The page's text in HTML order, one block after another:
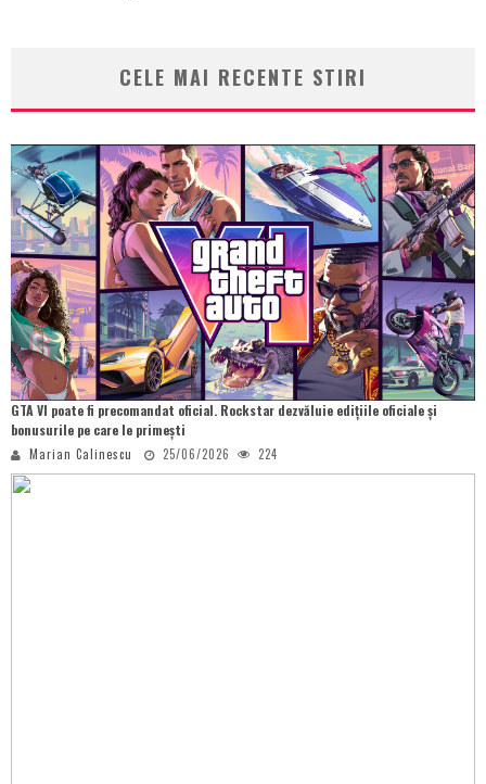
CELE MAI RECENTE STIRI
GTA VI poate fi precomandat oficial. Rockstar dezvăluie edițiile oficiale și
bonusurile pe care le primești
Marian Calinescu 25/06/2026 224